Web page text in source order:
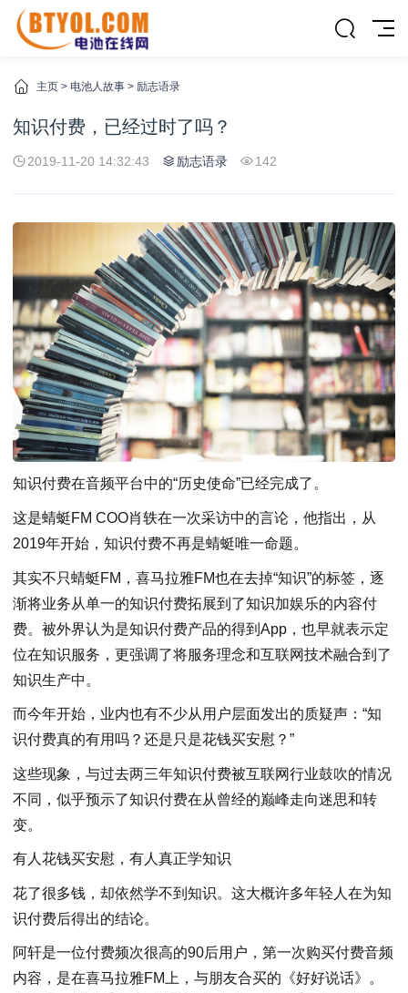
主页 > 电池人故事 > 励志语录
知识付费，已经过时了吗？
2019-11-20 14:32:43 励志语录 142
知识付费在音频平台中的“历史使命”已经完成了。
这是蜻蜓FM COO肖轶在一次采访中的言论，他指出，从
2019年开始，知识付费不再是蜻蜓唯一命题。
其实不只蜻蜓FM，喜马拉雅FM也在去掉“知识”的标签，逐
渐将业务从单一的知识付费拓展到了知识加娱乐的内容付
费。被外界认为是知识付费产品的得到App，也早就表示定
位在知识服务，更强调了将服务理念和互联网技术融合到了
知识生产中。
而今年开始，业内也有不少从用户层面发出的质疑声：“知
识付费真的有用吗？还是只是花钱买安慰？”
这些现象，与过去两三年知识付费被互联网行业鼓吹的情况
不同，似乎预示了知识付费在从曾经的巅峰走向迷思和转
变。
有人花钱买安慰，有人真正学知识
花了很多钱，却依然学不到知识。这大概许多年轻人在为知
识付费后得出的结论。
阿轩是一位付费频次很高的90后用户，第一次购买付费音频
内容，是在喜马拉雅FM上，与朋友合买的《好好说话》。